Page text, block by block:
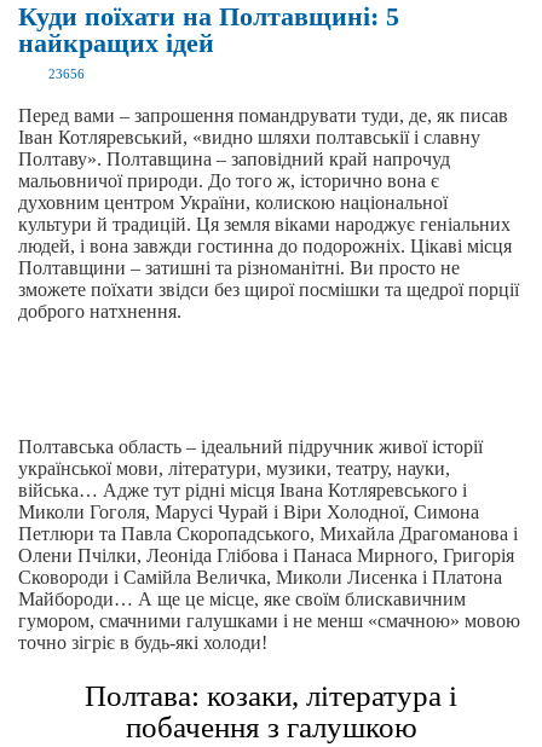
Куди поїхати на Полтавщині: 5
найкращих ідей
23656
Перед вами – запрошення помандрувати туди, де, як писав
Іван Котляревський, «видно шляхи полтавськії і славну
Полтаву». Полтавщина – заповідний край напрочуд
мальовничої природи. До того ж, історично вона є
духовним центром України, колискою національної
культури й традицій. Ця земля віками народжує геніальних
людей, і вона завжди гостинна до подорожніх. Цікаві місця
Полтавщини – затишні та різноманітні. Ви просто не
зможете поїхати звідси без щирої посмішки та щедрої порції
доброго натхнення.
Полтавська область – ідеальний підручник живої історії
української мови, літератури, музики, театру, науки,
війська… Адже тут рідні місця Івана Котляревського і
Миколи Гоголя, Марусі Чурай і Віри Холодної, Симона
Петлюри та Павла Скоропадського, Михайла Драгоманова і
Олени Пчілки, Леоніда Глібова і Панаса Мирного, Григорія
Сковороди і Самійла Величка, Миколи Лисенка і Платона
Майбороди… А ще це місце, яке своїм блискавичним
гумором, смачними галушками і не менш «смачною» мовою
точно зігріє в будь-які холоди!
Полтава: козаки, література і
побачення з галушкою